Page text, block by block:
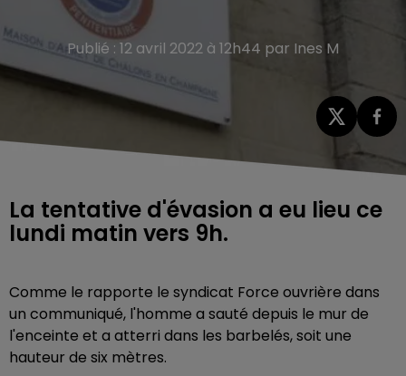
Publié : 12 avril 2022 à 12h44 par Ines M
La tentative d'évasion a eu lieu ce
lundi matin vers 9h.
Comme le rapporte le syndicat Force ouvrière dans
un communiqué, l'homme a sauté depuis le mur de
l'enceinte et a atterri dans les barbelés, soit une
hauteur de six mètres.